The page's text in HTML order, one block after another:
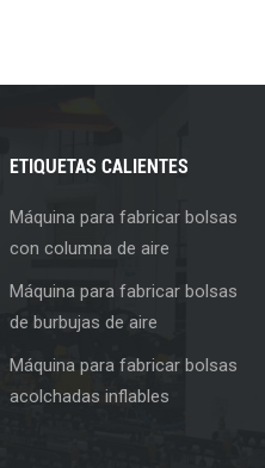
ETIQUETAS CALIENTES
Máquina para fabricar bolsas
con columna de aire
Máquina para fabricar bolsas
de burbujas de aire
Máquina para fabricar bolsas
acolchadas inflables